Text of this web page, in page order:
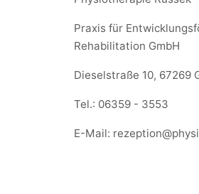
Praxis für
Rehabilitation GmbH
Dieselstraße 10, 67269
Tel.: 06359 - 3553
E-Mail: